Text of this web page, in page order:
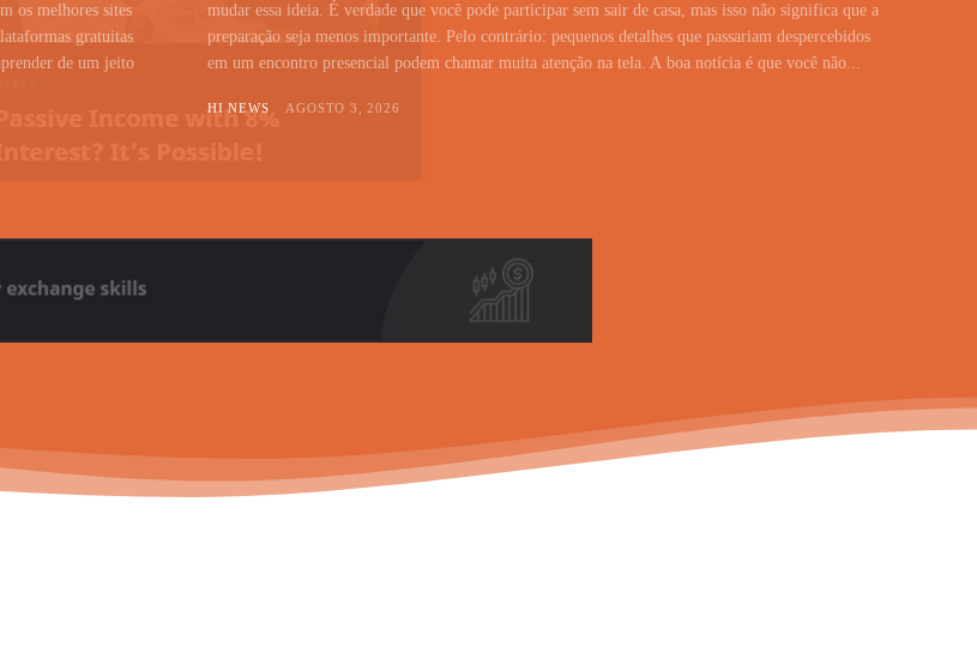
os melhores sites
gratuitas
de um jeito
mudar essa ideia. É verdade que você pode participar sem sair de casa, mas isso não significa que a
preparação seja menos importante. Pelo contrário: pequenos detalhes que passariam despercebidos
em um encontro presencial podem chamar muita atenção na tela. A boa notícia é que você não...
HI NEWS AGOSTO 3, 2026